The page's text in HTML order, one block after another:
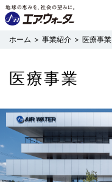
事業紹介 医療事業
医療事業